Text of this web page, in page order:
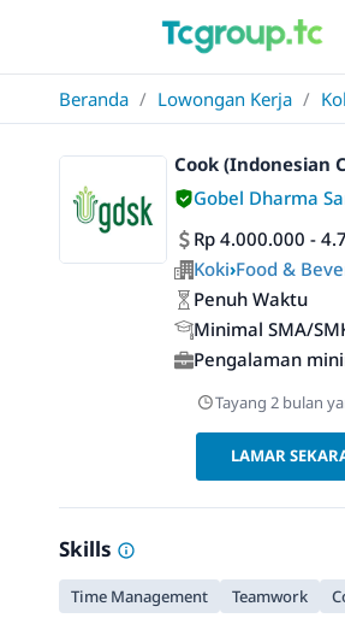
Beranda / Lowongan Kerja /
Cook (Indonesian
Gobel Dharma
Rp 4.000.000 -
Koki›Food &
Penuh Waktu
Minimal SMA/
Pengalaman
Tayang 2 bulan
LAMAR
Skills
Time Management Teamwork